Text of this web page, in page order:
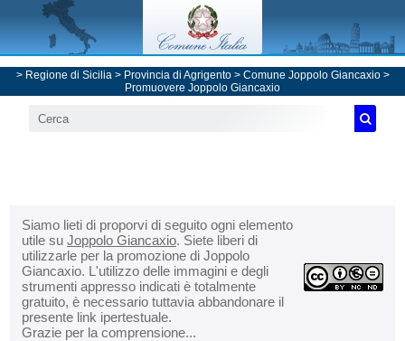
> Regione di Sicilia> Provincia di Agrigento> Comune Joppolo Giancaxio>
Promuovere Joppolo Giancaxio
Siamo lieti di proporvi di seguito ogni elemento
utile su Joppolo Giancaxio. Siete liberi di
utilizzarle per la promozione di Joppolo
Giancaxio. L'utilizzo delle immagini e degli
strumenti appresso indicati è totalmente
gratuito, è necessario tuttavia abbandonare il
presente link ipertestuale.
Grazie per la comprensione...